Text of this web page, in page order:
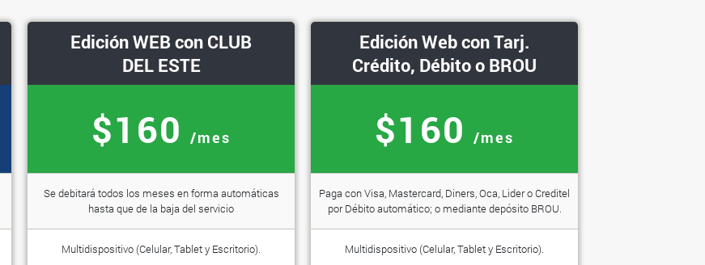
Edición WEB con CLUB
DEL ESTE
$160 /mes
Se debitará todos los meses en forma automáticas
hasta que de la baja del servicio
Multidispositivo (Celular, Tablet y Escritorio).
Edición Web con Tarj.
Crédito, Débito o BROU
$160 /mes
Paga con Visa, Mastercard, Diners, Oca, Lider o Creditel
por Débito automático; o mediante depósito BROU.
Multidispositivo (Celular, Tablet y Escritorio).